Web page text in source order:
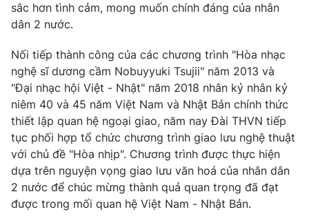
sắc hơn tình cảm, mong muốn chính đáng của nhân
dân 2 nước.
Nối tiếp thành công của các chương trình "Hòa nhạc
nghệ sĩ dương cầm Nobuyyuki Tsujii" năm 2013 và
"Đại nhạc hội Việt - Nhật" năm 2018 nhân kỷ nhân kỷ
niêm 40 và 45 năm Việt Nam và Nhật Bản chính thức
thiết lập quan hệ ngoại giao, năm nay Đài THVN tiếp
tục phối hợp tổ chức chương trình giao lưu nghệ thuật
với chủ đề "Hòa nhịp". Chương trình được thực hiện
dựa trên nguyện vọng giao lưu văn hoá của nhân dân
2 nước để chúc mừng thành quả quan trọng đã đạt
được trong mối quan hệ Việt Nam - Nhật Bản.